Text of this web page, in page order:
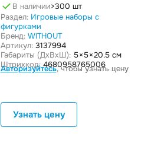
В наличии>300 шт
Раздел: Игровые наборы с
фигурками
Бренд: WITHOUT
Артикул:3137994
Габариты (ДxВxШ):5 × 5 × 20.5 см
Штрихкод:4680958765006
Авторизуйтесь, чтобы узнать цену
Узнать цену